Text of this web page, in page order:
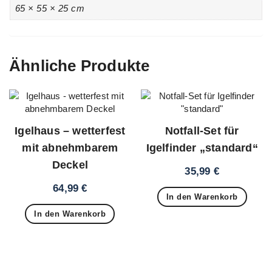
65 × 55 × 25 cm
Ähnliche Produkte
Igelhaus – wetterfest
mit abnehmbarem
Deckel
64,99€
In den Warenkorb
Notfall-Set für
Igelfinder „standard“
35,99 €
In den Warenkorb